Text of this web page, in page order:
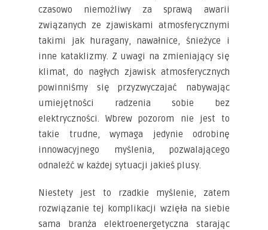
czasowo niemożliwy za sprawą awarii
związanych ze zjawiskami atmosferycznymi
takimi jak huragany, nawałnice, śnieżyce i
inne kataklizmy. Z uwagi na zmieniający się
klimat, do nagłych zjawisk atmosferycznych
powinniśmy się przyzwyczajać nabywając
umiejętności radzenia sobie bez
elektryczności. Wbrew pozorom nie jest to
takie trudne, wymaga jedynie odrobinę
innowacyjnego myślenia, pozwalającego
odnaleźć w każdej sytuacji jakieś plusy.
Niestety jest to rzadkie myślenie, zatem
rozwiązanie tej komplikacji wzięła na siebie
sama branża elektroenergetyczna starając